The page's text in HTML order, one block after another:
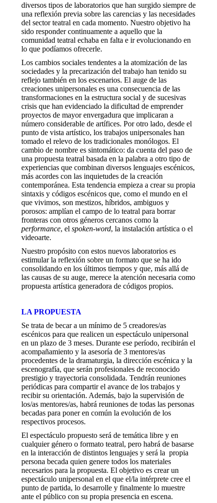
diversos tipos de laboratorios que han surgido siempre de
una reflexión previa sobre las carencias y las necesidades
del sector teatral en cada momento. Nuestro objetivo ha
sido responder continuamente a aquello que la
comunidad teatral echaba en falta e ir evolucionando en
lo que podíamos ofrecerle.
Los cambios sociales tendentes a la atomización de las
sociedades y la precarización del trabajo han tenido su
reflejo también en los escenarios. El auge de las
creaciones unipersonales es una consecuencia de las
transformaciones en la estructura social y de sucesivas
crisis que han evidenciado la dificultad de emprender
proyectos de mayor envergadura que implicaran a
número considerable de artífices. Por otro lado, desde el
punto de vista artístico, los trabajos unipersonales han
tomado el relevo de los tradicionales monólogos. El
cambio de nombre es sintomático: da cuenta del paso de
una propuesta teatral basada en la palabra a otro tipo de
experiencias que combinan diversos lenguajes escénicos,
más acordes con las inquietudes de la creación
contemporánea. Esta tendencia empieza a crear su propia
sintaxis y códigos escénicos que, como el mundo en el
que vivimos, son mestizos, híbridos, ambiguos y
porosos: amplían el campo de lo teatral para borrar
fronteras con otros géneros cercanos como la
performance, el spoken-word, la instalación artística o el
videoarte.
Nuestro propósito con estos nuevos laboratorios es
estimular la reflexión sobre un formato que se ha ido
consolidando en los últimos tiempos y que, más allá de
las causas de su auge, merece la atención necesaria como
propuesta artística generadora de códigos propios.
LA PROPUESTA
Se trata de becar a un mínimo de 5 creadores/as
escénicos para que realicen un espectáculo unipersonal
en un plazo de 3 meses. Durante ese período, recibirán el
acompañamiento y la asesoría de 3 mentores/as
procedentes de la dramaturgia, la dirección escénica y la
escenografía, que serán profesionales de reconocido
prestigio y trayectoria consolidada. Tendrán reuniones
periódicas para compartir el avance de los trabajos y
recibir su orientación. Además, bajo la supervisión de
los/as mentores/as, habrá reuniones de todas las personas
becadas para poner en común la evolución de los
respectivos procesos.
El espectáculo propuesto será de temática libre y en
cualquier género o formato teatral, pero habrá de basarse
en la interacción de distintos lenguajes y será la propia
persona becada quien genere todos los materiales
necesarios para la propuesta. El objetivo es crear un
espectáculo unipersonal en el que el/la intérprete cree el
punto de partida, lo desarrolle y finalmente lo muestre
ante el público con su propia presencia en escena.